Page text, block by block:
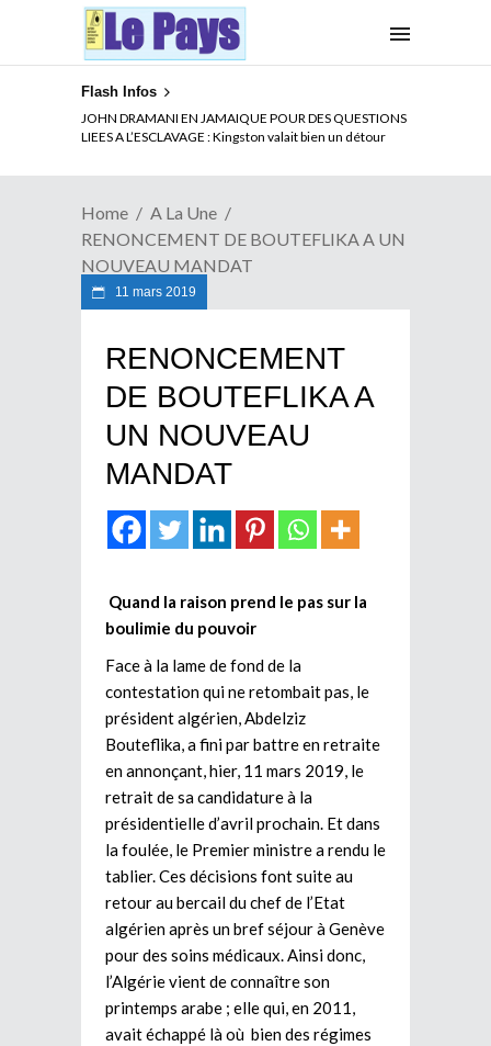
Flash Infos
ELECTION DE TALON A LA TETE DU SENAT BENINOIS :
Quand Patrice quitte le pouvoir sans partir !
Home
A La Une
RENONCEMENT DE BOUTEFLIKA A UN
NOUVEAU MANDAT
11 mars 2019
RENONCEMENT
DE BOUTEFLIKA A
UN NOUVEAU
MANDAT
Quand la raison prend le pas sur la
boulimie du pouvoir
Face à la lame de fond de la
contestation qui ne retombait pas, le
président algérien, Abdelziz
Bouteflika, a fini par battre en retraite
en annonçant, hier, 11 mars 2019, le
retrait de sa candidature à la
présidentielle d’avril prochain. Et dans
la foulée, le Premier ministre a rendu le
tablier. Ces décisions font suite au
retour au bercail du chef de l’Etat
algérien après un bref séjour à Genève
pour des soins médicaux. Ainsi donc,
l’Algérie vient de connaître son
printemps arabe ; elle qui, en 2011,
avait échappé là où bien des régimes